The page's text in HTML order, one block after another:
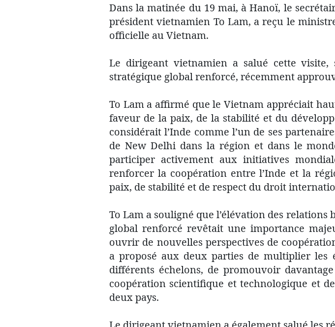
Dans la matinée du 19 mai, à Hanoï, le
président vietnamien To Lam, a reçu le
officielle au Vietnam.
Le dirigeant vietnamien a salué cette visite,
stratégique global renforcé, récemment
To Lam a affirmé que le Vietnam appréciait
faveur de la paix, de la stabilité et du
considérait l’Inde comme l’un de ses
de New Delhi dans la région et dans le
participer activement aux initiatives
renforcer la coopération entre l’Inde et la
paix, de stabilité et de respect du droit
To Lam a souligné que l’élévation des
global renforcé revêtait une importance
ouvrir de nouvelles perspectives de
a proposé aux deux parties de multiplier les
différents échelons, de promouvoir
coopération scientifique et technologique et
deux pays.